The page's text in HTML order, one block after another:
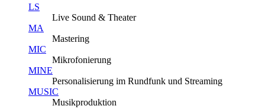
LS
Live Sound & Theater
MA
Mastering
MIC
Mikrofonierung
MINE
Personalisierung im Rundfunk und Streaming
MUSIC
Musikproduktion